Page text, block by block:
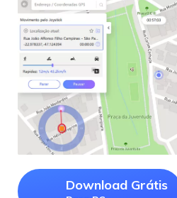
Download Grátis